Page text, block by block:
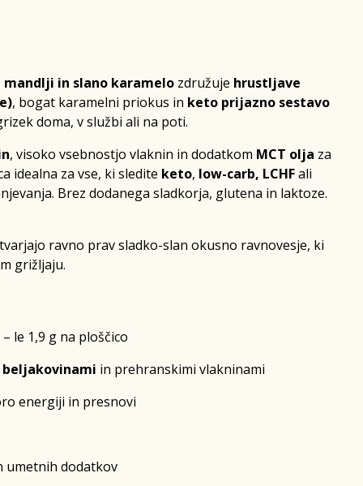
mandlji in slano karamelo združuje hrustljave
, bogat karamelni priokus in keto prijazno sestavo
doma, v službi ali na poti.
, visoko vsebnostjo vlaknin in dodatkom MCT olja za
idealna za vse, ki sledite keto, low-carb, LCHFali
Brez dodanega sladkorja, glutena in laktoze.
ravno prav sladko-slan okusno ravnovesje, ki
grižljaju.
– le 1,9 g na ploščico
in prehranskimi vlakninami
energiji in presnovi
umetnih dodatkov